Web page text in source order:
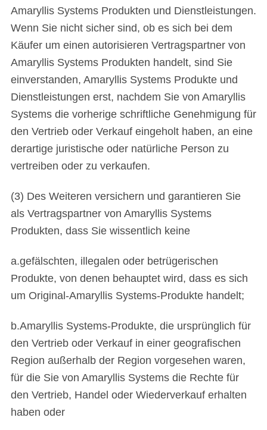
Amaryllis Systems Produkten und Dienstleistungen.
Wenn Sie nicht sicher sind, ob es sich bei dem
Käufer um einen autorisieren Vertragspartner von
Amaryllis Systems Produkten handelt, sind Sie
einverstanden, Amaryllis Systems Produkte und
Dienstleistungen erst, nachdem Sie von Amaryllis
Systems die vorherige schriftliche Genehmigung für
den Vertrieb oder Verkauf eingeholt haben, an eine
derartige juristische oder natürliche Person zu
vertreiben oder zu verkaufen.
(3) Des Weiteren versichern und garantieren Sie
als Vertragspartner von Amaryllis Systems
Produkten, dass Sie wissentlich keine
a.gefälschten, illegalen oder betrügerischen
Produkte, von denen behauptet wird, dass es sich
um Original-Amaryllis Systems-Produkte handelt;
b.Amaryllis Systems-Produkte, die ursprünglich für
den Vertrieb oder Verkauf in einer geografischen
Region außerhalb der Region vorgesehen waren,
für die Sie von Amaryllis Systems die Rechte für
den Vertrieb, Handel oder Wiederverkauf erhalten
haben oder